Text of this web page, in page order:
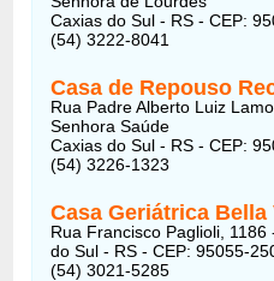
Caxias do Sul - RS - CEP:
(54) 3222-8041
Casa de Repouso
Rua Padre Alberto Luiz
Senhora Saúde
Caxias do Sul - RS - CEP:
(54) 3226-1323
Casa Geriátrica Bella
Rua Francisco Paglioli,
do Sul - RS - CEP: 95055-
(54) 3021-5285